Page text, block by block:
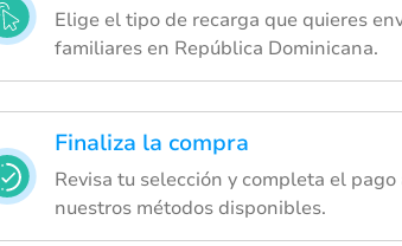
Elige el tipo de recarga que quieres
familiares en República Dominicana.
Finaliza la compra
Revisa tu selección y completa el
nuestros métodos disponibles.